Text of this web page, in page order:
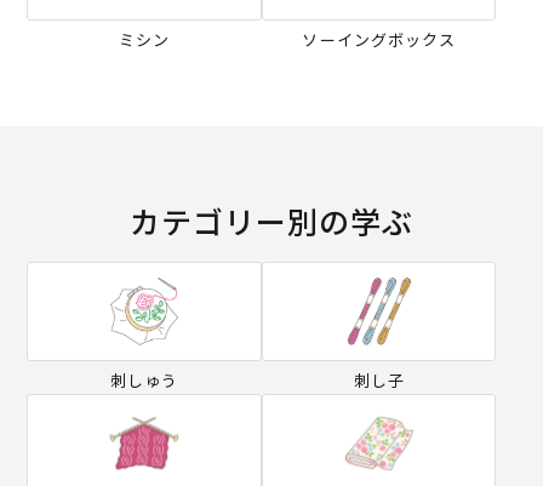
ミシン ソーイングボックス
カテゴリー別の学ぶ
刺しゅう 刺し子